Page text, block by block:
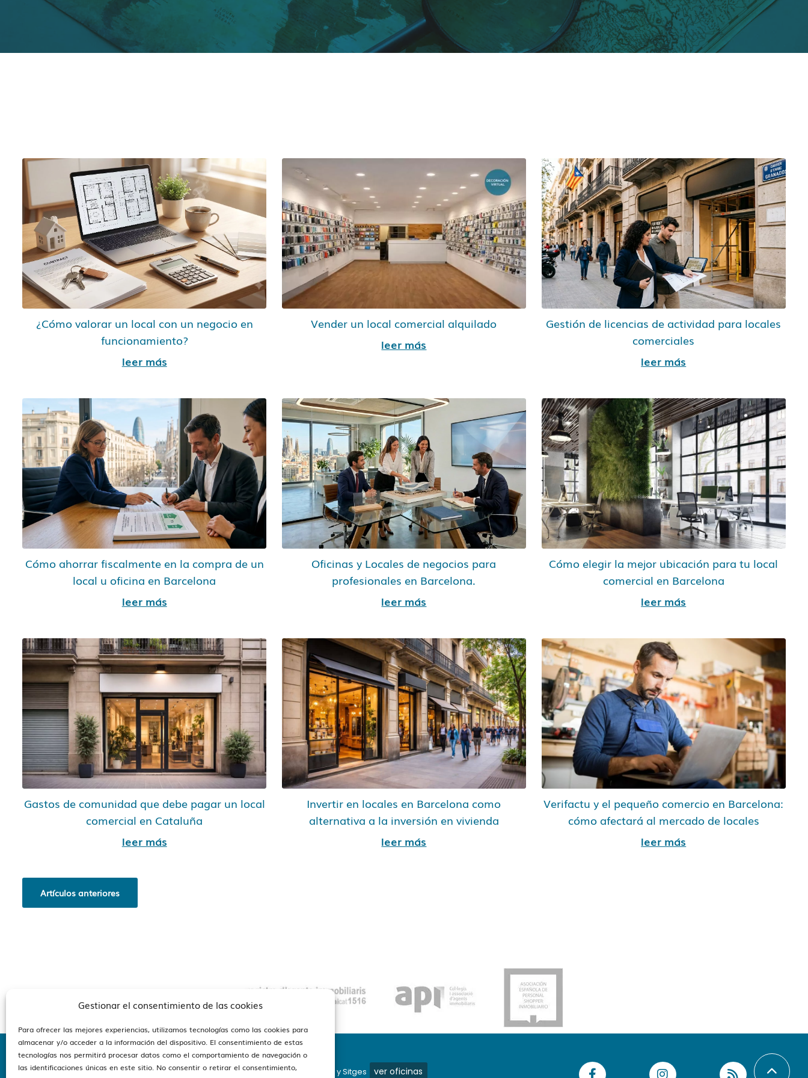
Gestionar el consentimiento de las cookies
Para ofrecer las mejores experiencias, utilizamos tecnologías como las cookies para
almacenar y/o acceder a la información del dispositivo. El consentimiento de estas
tecnologías nos permitirá procesar datos como el comportamiento de navegación o
las identificaciones únicas en este sitio. No consentir o retirar el consentimiento,
¿Cómo valorar un local con un negocio en
funcionamiento?
leer más
Vender un local comercial alquilado
leer más
Gestión de licencias de actividad para locales
comerciales
leer más
Cómo ahorrar fiscalmente en la compra de un
local u oficina en Barcelona
leer más
Oficinas y Locales de negocios para
profesionales en Barcelona.
leer más
Cómo elegir la mejor ubicación para tu local
comercial en Barcelona
leer más
Gastos de comunidad que debe pagar un local
comercial en Cataluña
leer más
Invertir en locales en Barcelona como
alternativa a la inversión en vivienda
leer más
Verifactu y el pequeño comercio en Barcelona:
cómo afectará al mercado de locales
leer más
Artículos anteriores
Estamos en Barcelona y Sitges ver oficinas